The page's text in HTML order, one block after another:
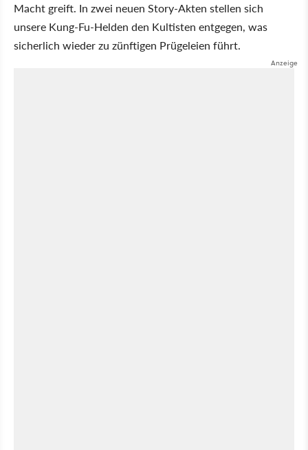
Macht greift. In zwei neuen Story-Akten stellen sich
unsere Kung-Fu-Helden den Kultisten entgegen, was
sicherlich wieder zu zünftigen Prügeleien führt.